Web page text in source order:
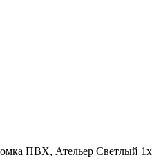
ПВХ, Ательер Светлый